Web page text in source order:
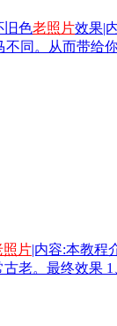
旧色老照片效果|
同。从而带
照片|内容:本教程
老。最终效果